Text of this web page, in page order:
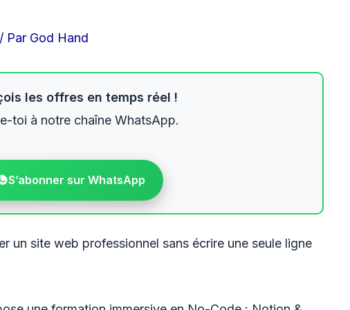
/ Par God Hand
les offres en temps réel !
toi à notre chaîne WhatsApp.
S’abonner sur WhatsApp
un site web professionnel sans écrire une seule ligne